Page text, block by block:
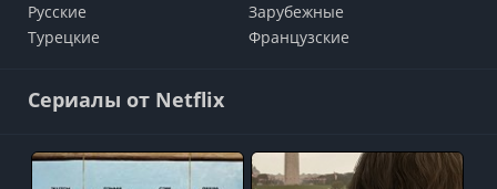
Русские
Зарубежные
Турецкие
Французские
Сериалы от Netflix